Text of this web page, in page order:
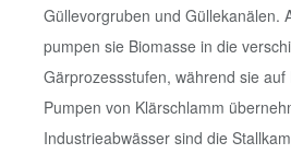
Güllevorgruben und Güllekanälen.
pumpen sie Biomasse in die
Gärprozessstufen, während sie
Pumpen von Klärschlamm
Industrieabwässer sind die